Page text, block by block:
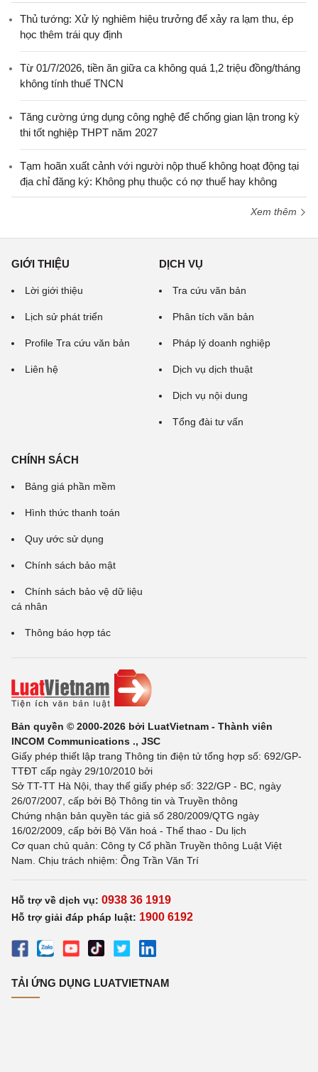
Thủ tướng: Xử lý nghiêm hiệu trưởng để xảy ra lạm thu, ép
học thêm trái quy định
Từ 01/7/2026, tiền ăn giữa ca không quá 1,2 triệu đồng/tháng
không tính thuế TNCN
Tăng cường ứng dụng công nghệ để chống gian lận trong kỳ
thi tốt nghiệp THPT năm 2027
Tạm hoãn xuất cảnh với người nộp thuế không hoạt động tại
địa chỉ đăng ký: Không phụ thuộc có nợ thuế hay không
Xem thêm
GIỚI THIỆU
Lời giới thiệu
Lịch sử phát triển
Profile Tra cứu văn bản
Liên hệ
DỊCH VỤ
Tra cứu văn bản
Phân tích văn bản
Pháp lý doanh nghiệp
Dịch vụ dịch thuật
Dịch vụ nội dung
Tổng đài tư vấn
CHÍNH SÁCH
Bảng giá phần mềm
Hình thức thanh toán
Quy ước sử dụng
Chính sách bảo mật
Chính sách bảo vệ dữ liệu
cá nhân
Thông báo hợp tác
Bản quyền © 2000-2026 bởi LuatVietnam - Thành viên
INCOM Communications ., JSC
Giấy phép thiết lập trang Thông tin điện tử tổng hợp số: 692/GP-
TTĐT cấp ngày 29/10/2010 bởi
Sở TT-TT Hà Nội, thay thế giấy phép số: 322/GP - BC, ngày
26/07/2007, cấp bởi Bộ Thông tin và Truyền thông
Chứng nhận bản quyền tác giả số 280/2009/QTG ngày
16/02/2009, cấp bởi Bộ Văn hoá - Thể thao - Du lịch
Cơ quan chủ quản: Công ty Cổ phần Truyền thông Luật Việt
Nam. Chịu trách nhiệm: Ông Trần Văn Trí
Hỗ trợ về dịch vụ: 0938 36 1919
Hỗ trợ giải đáp pháp luật: 1900 6192
TẢI ỨNG DỤNG LUATVIETNAM